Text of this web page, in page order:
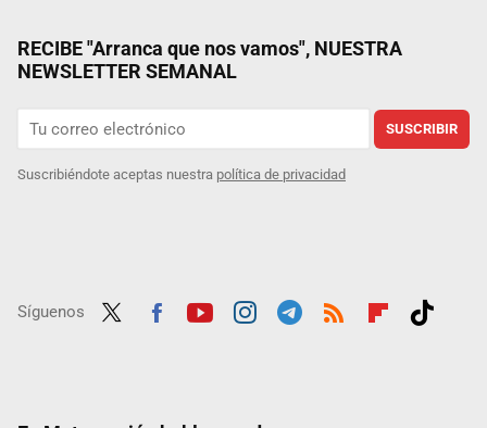
RECIBE "Arranca que nos vamos", NUESTRA
NEWSLETTER SEMANAL
SUSCRIBIR
Suscribiéndote aceptas nuestra política de privacidad
Síguenos